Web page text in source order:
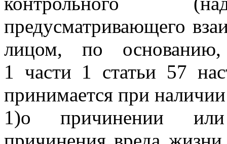
предусматривающего
лицом, по основанию,
1 части 1 статьи 57
принимается при
1)о причинении или